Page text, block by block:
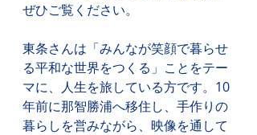
ぜひご覧ください。
東条さんは「みんなが笑顔で暮らせ
る平和な世界をつくる」ことをテー
マに、人生を旅している方です。10
年前に那智勝浦へ移住し、手作りの
暮らしを営みながら、映像を通して